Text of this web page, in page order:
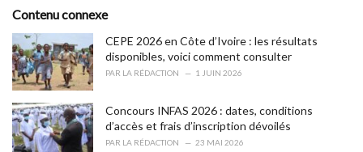
o
r
i
e
s
:
:Contenu connexe
CEPE 2026 en Côte d’Ivoire : les résultats
disponibles, voici comment consulter
PAR LA RÉDACTION 1 JUIN 2026
Concours INFAS 2026 : dates, conditions
d’accès et frais d’inscription dévoilés
PAR LA RÉDACTION 23 MAI 2026